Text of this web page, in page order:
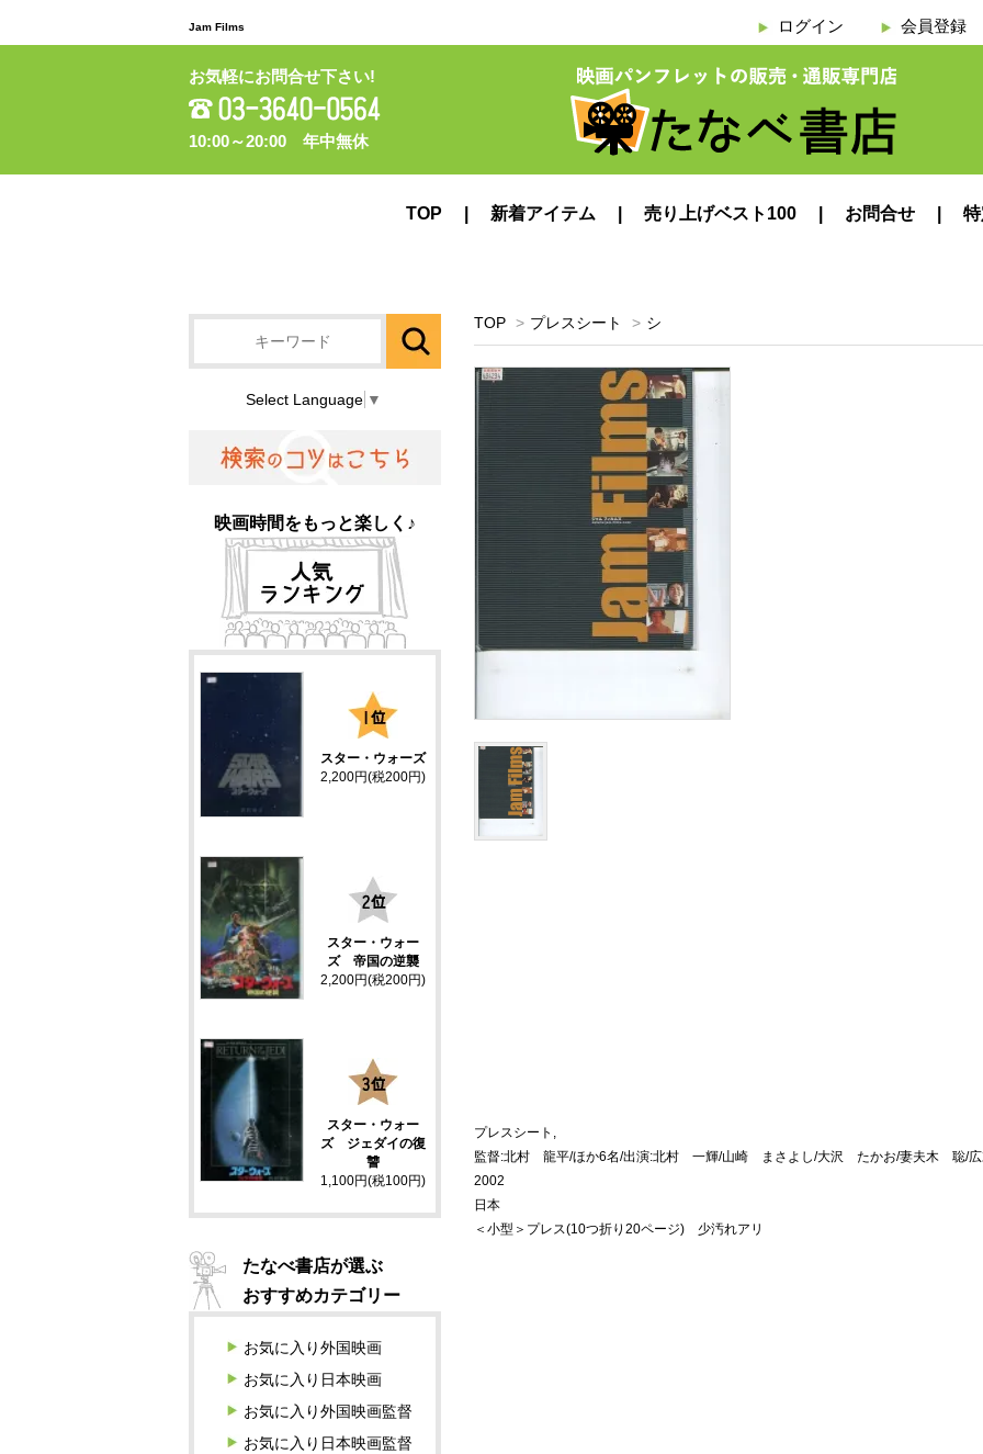
Jam Films ログイン 会員登録
お気軽にお問合せ下さい!
10:00～20:00 年中無休
TOP 新着アイテム 売り上げベスト100 お問合せ
TOP > プレスシート > シ
プレスシート,
監督:北村 龍平/ほか6名/出演:北村 一輝/山崎 まさよし/大沢 たかお/妻夫木 聡/
2002
日本
＜小型＞プレス(10つ折り20ページ) 少汚れアリ
Select Language ▼
映画時間をもっと楽しく♪
スター・ウォーズ
2,200円(税200円)
スター・ウォー
ズ 帝国の逆襲
2,200円(税200円)
スター・ウォー
ズ ジェダイの復
讐
1,100円(税100円)
たなべ書店が選ぶ
おすすめカテゴリー
お気に入り外国映画
お気に入り日本映画
お気に入り外国映画監督
お気に入り日本映画監督